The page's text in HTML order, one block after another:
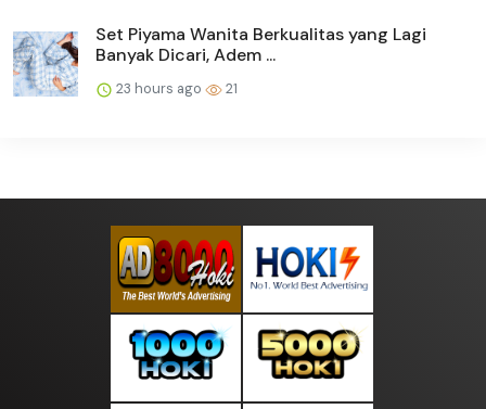
Set Piyama Wanita Berkualitas yang Lagi
Banyak Dicari, Adem ...
23 hours ago 21